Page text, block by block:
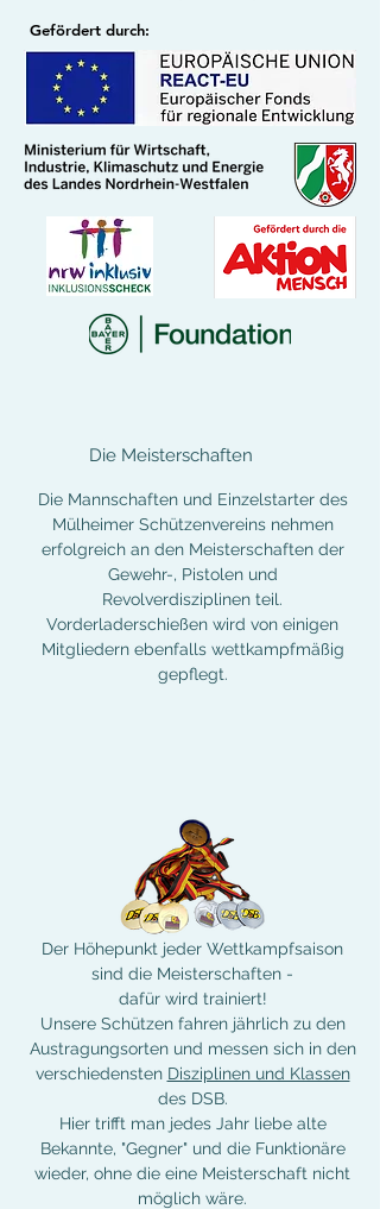
Gefördert durch:
Die Meisterschaften
Die Mannschaften und Einzelstarter des
Mülheimer Schützenvereins nehmen
erfolgreich an den Meisterschaften der
Gewehr-, Pistolen und
Revolverdisziplinen teil.
Vorderladerschießen wird von einigen
Mitgliedern ebenfalls wettkampfmäßig
gepflegt.
Der Höhepunkt jeder Wettkampfsaison
sind die Meisterschaften -
dafür wird trainiert!
Unsere Schützen fahren jährlich zu den
Austragungsorten und messen sich in den
verschiedensten Disziplinen und Klassen
des DSB.
Hier trifft man jedes Jahr liebe alte
Bekannte, "Gegner" und die Funktionäre
wieder, ohne die eine Meisterschaft nicht
möglich wäre.